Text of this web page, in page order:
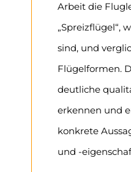
Arbeit die
„Spreizflügel“,
sind, und
Flügelformen.
deutliche
erkennen und
konkrete
und -